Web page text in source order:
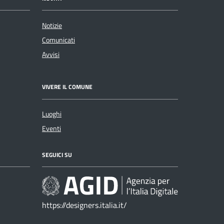
Notizie
Comunicati
Avvisi
VIVERE IL COMUNE
Luoghi
Eventi
SEGUICI SU
https://designers.italia.it/